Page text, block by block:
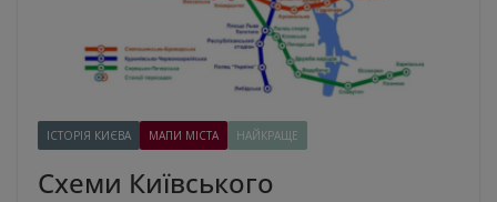
ІСТОРІЯ КИЄВА МАПИ МІСТА НАЙКРАЩЕ
Схеми Київського